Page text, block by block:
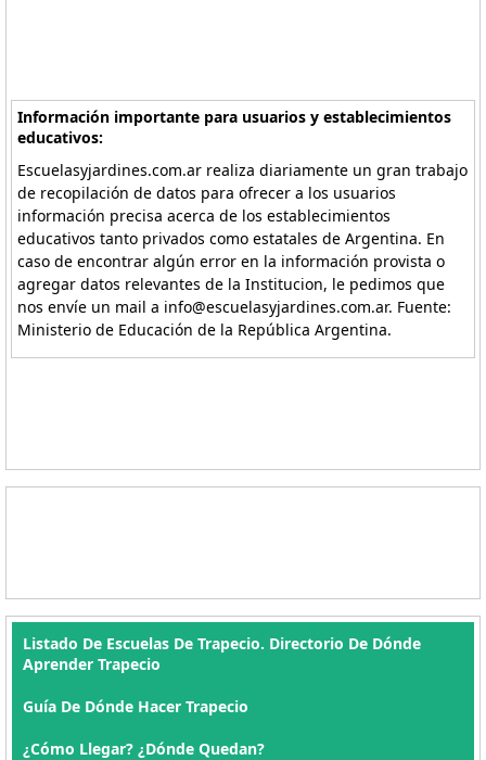
Información importante para usuarios y establecimientos
educativos:
Escuelasyjardines.com.ar realiza diariamente un gran trabajo
de recopilación de datos para ofrecer a los usuarios
información precisa acerca de los establecimientos
educativos tanto privados como estatales de Argentina. En
caso de encontrar algún error en la información provista o
agregar datos relevantes de la Institucion, le pedimos que
nos envíe un mail a info@escuelasyjardines.com.ar. Fuente:
Ministerio de Educación de la República Argentina.
Listado De Escuelas De Trapecio. Directorio De Dónde
Aprender Trapecio
Guía De Dónde Hacer Trapecio
¿Cómo Llegar? ¿Dónde Quedan?